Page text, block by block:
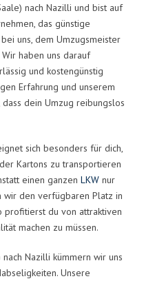
nach Nazilli und bist auf
das günstige
uns, dem Umzugsmeister
haben uns darauf
und kostengünstig
Erfahrung und unserem
dein Umzug reibungslos
sich besonders für dich,
Kartons zu transportieren
einen ganzen LKW nur
wir den verfügbaren Platz in
profitierst du von attraktiven
machen zu müssen.
Nazilli kümmern wir uns
Unsere